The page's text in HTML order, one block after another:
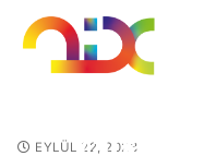
EYLÜL 22, 2023
Yapay